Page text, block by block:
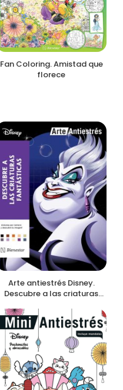
Fan Coloring. Amistad que
florece
Arte antiestrés Disney.
Descubre a las criaturas